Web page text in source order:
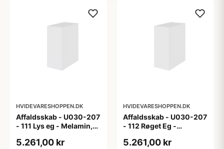
HVIDEVARESHOPPEN.DK
Affaldsskab - U030-207
- 111 Lys eg - Melamin,
5.261,00 kr
HVIDEVARESHOPPEN.DK
Affaldsskab - U030-207
- 112 Røget Eg -
5.261,00 kr